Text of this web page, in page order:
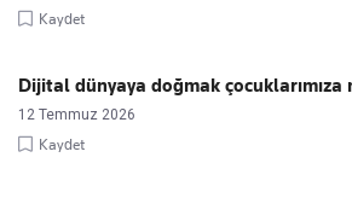
Kaydet
Dijital dünyaya doğmak çocuklarımıza
12 Temmuz 2026
Kaydet